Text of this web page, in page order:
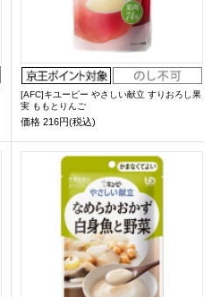
[AFC]キユーピー やさしい献立 すりおろし果
実 ももとりんご
価格 216円(税込)